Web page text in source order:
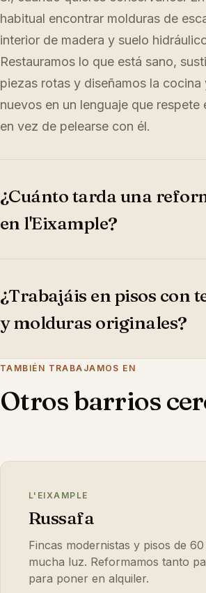
habitual encontrar molduras de
interior de madera y suelo
Restauramos lo que está sano,
piezas rotas y diseñamos la cocina
nuevos en un lenguaje que respete
en vez de pelearse con él.
¿Cuánto tarda una
en l'Eixample?
según calidades. Si hay
¿Trabajáis en pisos con
y molduras originales?
Sí. Restauramos molduras,
interior cuando merece la pena y
baños e instalaciones al uso de hoy
TAMBIÉN TRABAJAMOS EN
Otros barrios
L'EIXAMPLE
Russafa
Fincas modernistas y pisos de
mucha luz. Reformamos tanto
para poner en alquiler.